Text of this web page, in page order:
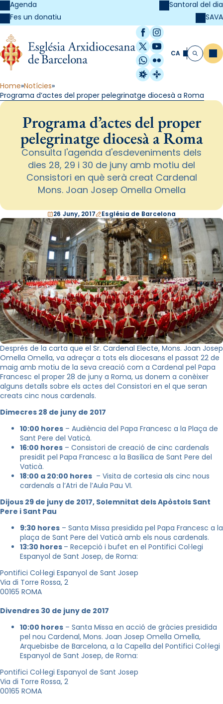
Agenda
Fes un donatiu
Santoral del dia
SAVA
Facebook
Instagram
X / Twitter
YouTube
WhatsApp
Flickr
Radio Estel
Catalunya
CA Cerca
Home Notícies
Programa d’actes del proper pelegrinatge diocesà a Roma
Programa d’actes del proper
pelegrinatge diocesà a Roma
Consulta l'agenda d'esdeveniments dels
dies 28, 29 i 30 de juny amb motiu del
Consistori en què serà creat Cardenal
Mons. Joan Josep Omella Omella
26 Juny, 2017 Església de Barcelona
Després de la carta que el Sr. Cardenal Electe, Mons. Joan Josep
Omella Omella, va adreçar a tots els diocesans el passat 22 de
maig amb motiu de la seva creació com a Cardenal pel Papa
Francesc el proper 28 de juny a Roma, us donem a conèixer
alguns detalls sobre els actes del Consistori en el que seran
creats cinc nous cardenals.
Dimecres 28 de juny de 2017
10:00 hores – Audiència del Papa Francesc a la Plaça de
Sant Pere del Vaticà.
16:00 hores – Consistori de creació de cinc cardenals
presidit pel Papa Francesc a la Basílica de Sant Pere del
Vaticà.
18:00 a 20:00 hores – Visita de cortesia als cinc nous
cardenals a l’Atri de l’Aula Pau VI.
Dijous 29 de juny de 2017, Solemnitat dels Apòstols Sant
Pere i Sant Pau
9:30 hores – Santa Missa presidida pel Papa Francesc a la
plaça de Sant Pere del Vaticà amb els nous cardenals.
13:30 hores – Recepció i bufet en el Pontifici Col·legi
Espanyol de Sant Josep, de Roma:
Pontifici Col·legi Espanyol de Sant Josep
Via di Torre Rossa, 2
00165 ROMA
Divendres 30 de juny de 2017
10:00 hores – Santa Missa en acció de gràcies presidida
pel nou Cardenal, Mons. Joan Josep Omella Omella,
Arquebisbe de Barcelona, a la Capella del Pontifici Col·legi
Espanyol de Sant Josep, de Roma:
Pontifici Col·legi Espanyol de Sant Josep
Via di Torre Rossa, 2
00165 ROMA